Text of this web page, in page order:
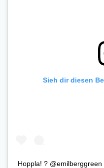
Sieh dir diesen
Hoppla! ?